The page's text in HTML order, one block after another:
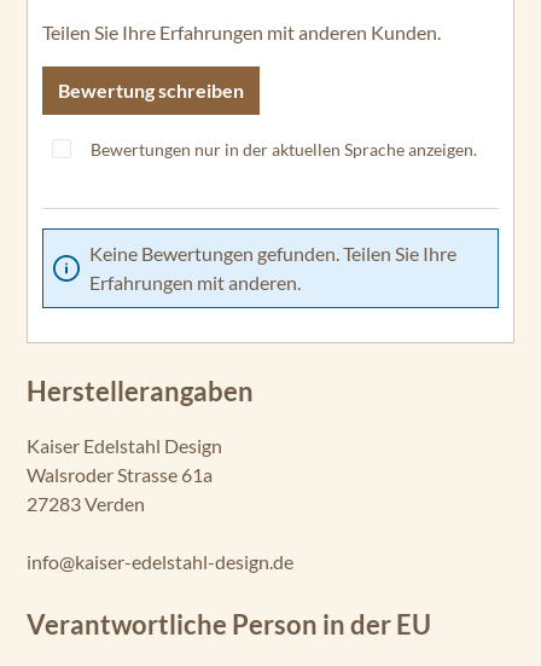
Teilen Sie Ihre Erfahrungen mit anderen Kunden.
Bewertung schreiben
Bewertungen nur in der aktuellen Sprache anzeigen.
Keine Bewertungen gefunden. Teilen Sie Ihre
Erfahrungen mit anderen.
Herstellerangaben
Kaiser Edelstahl Design
Walsroder Strasse 61a
27283 Verden
info@kaiser-edelstahl-design.de
Verantwortliche Person in der EU